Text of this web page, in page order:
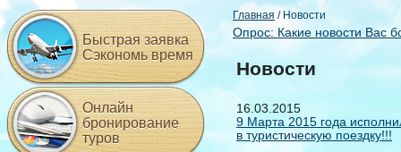
Главная / Новости
Опрос: Какие новости Вас
Новости
16.03.2015
9 Марта 2015 года
в туристическую поездку!!!
Быстрая заявка
Сэкономь время
Онлайн
бронирование
туров